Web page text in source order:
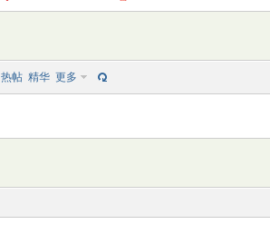
热帖 精华 更多